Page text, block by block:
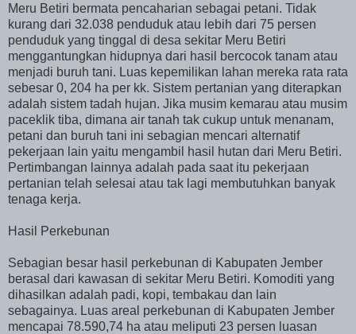
Meru Betiri bermata pencaharian sebagai petani. Tidak
kurang dari 32.038 penduduk atau lebih dari 75 persen
penduduk yang tinggal di desa sekitar Meru Betiri
menggantungkan hidupnya dari hasil bercocok tanam atau
menjadi buruh tani. Luas kepemilikan lahan mereka rata rata
sebesar 0, 204 ha per kk. Sistem pertanian yang diterapkan
adalah sistem tadah hujan. Jika musim kemarau atau musim
paceklik tiba, dimana air tanah tak cukup untuk menanam,
petani dan buruh tani ini sebagian mencari alternatif
pekerjaan lain yaitu mengambil hasil hutan dari Meru Betiri.
Pertimbangan lainnya adalah pada saat itu pekerjaan
pertanian telah selesai atau tak lagi membutuhkan banyak
tenaga kerja.
Hasil Perkebunan
Sebagian besar hasil perkebunan di Kabupaten Jember
berasal dari kawasan di sekitar Meru Betiri. Komoditi yang
dihasilkan adalah padi, kopi, tembakau dan lain
sebagainya. Luas areal perkebunan di Kabupaten Jember
mencapai 78.590,74 ha atau meliputi 23 persen luasan